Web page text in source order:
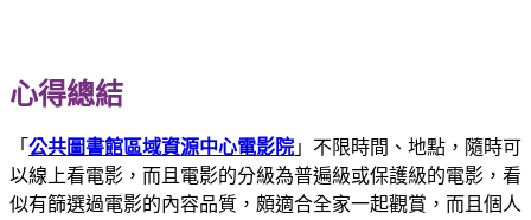
心得總結
「 公共圖書館區域資源中心電影院 」不限時間、地點，隨時可
以線上看電影，而且電影的分級為普遍級或保護級的電影，看
似有篩選過電影的內容品質，頗適合全家一起觀賞，而且個人